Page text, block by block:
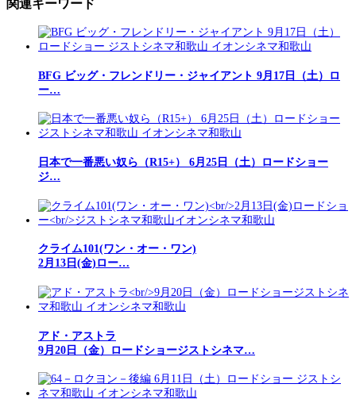
関連キーワード
BFG ビッグ・フレンドリー・ジャイアント 9月17日（土）ロ
ー…
日本で一番悪い奴ら（R15+） 6月25日（土）ロードショー
ジ…
クライム101(ワン・オー・ワン)
2月13日(金)ロー…
アド・アストラ
9月20日（金）ロードショージストシネマ…